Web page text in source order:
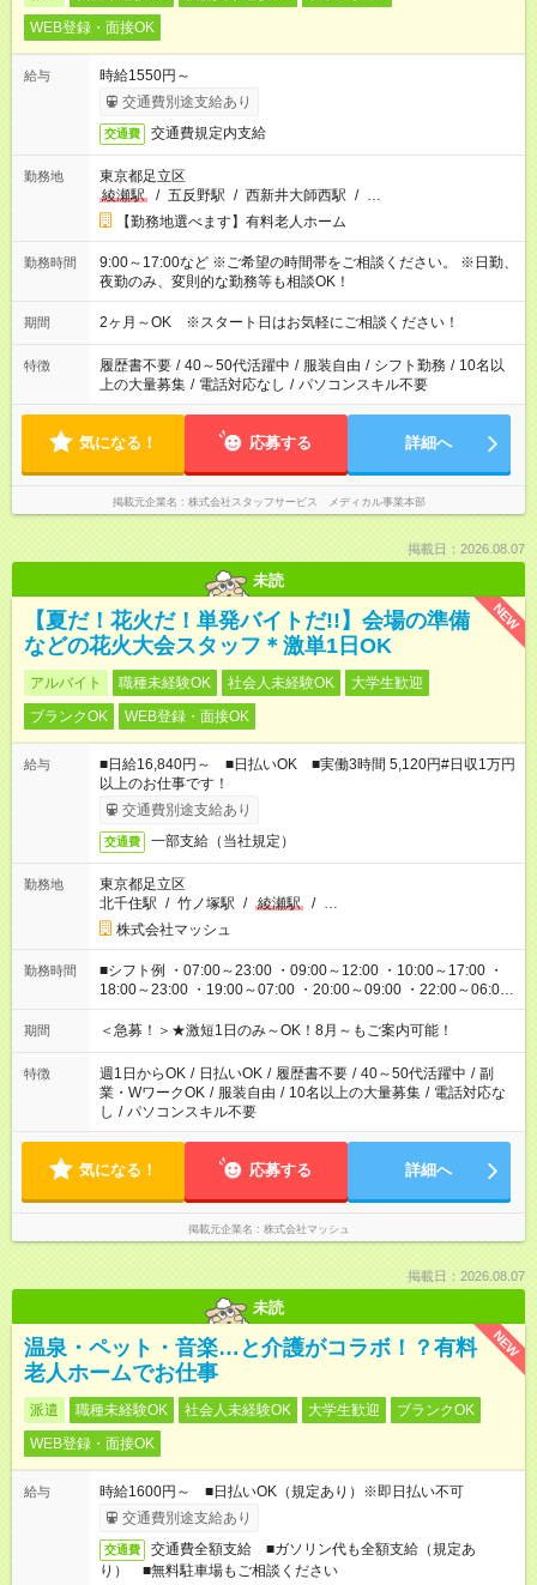
WEB登録・面接OK
給与
時給1550円～
交通費別途支給あり
交通費 交通費規定内支給
勤務地
東京都足立区
綾瀬駅
/ 五反野駅 / 西新井大師西駅 / …
【勤務地選べます】有料老人ホーム
勤務時間
9:00～17:00など ※ご希望の時間帯をご相談ください。 ※日勤、
夜勤のみ、変則的な勤務等も相談OK！
期間 2ヶ月～OK ※スタート日はお気軽にご相談ください！
特徴 履歴書不要 / 40～50代活躍中 / 服装自由 / シフト勤務 / 10名以
上の大量募集 / 電話対応なし / パソコンスキル不要
気になる！ 応募する 詳細へ
掲載元企業名 株式会社スタッフサービス メディカル事業本部
掲載日：2026.08.07
未読
NEW
【夏だ！花火だ！単発バイトだ!!】会場の準備
などの花火大会スタッフ＊激単1日OK
アルバイト 職種未経験OK 社会人未経験OK
大学生歓迎
ブランクOK
WEB登録・面接OK
給与
■日給16,840円～ ■日払いOK ■実働3時間 5,120円#日収1万円
以上のお仕事です！
交通費別途支給あり
交通費 一部支給（当社規定）
勤務地
東京都足立区
北千住駅 / 竹ノ塚駅 / 綾瀬駅 / …
株式会社マッシュ
勤務時間
■シフト例 ・07:00～23:00 ・09:00～12:00 ・10:00～17:00 ・
18:00～23:00 ・19:00～07:00 ・20:00～09:00 ・22:00～06:00
etc ★最短3時間で5,120円のお仕事から／15時間で2万円近く稼
げるお仕事も！ ご希望のお時間に合わせてご紹介！ ※シフトは
ください！
期間 ＜急募！＞★激短1日のみ～OK！8月～もご案内可能！
特徴 週1日からOK / 日払いOK / 履歴書不要 / 40～50代活躍中 / 副
業・WワークOK / 服装自由 / 10名以上の大量募集 / 電話対応な
し / パソコンスキル不要
気になる！ 応募する 詳細へ
掲載元企業名 株式会社マッシュ
掲載日：2026.08.07
未読
NEW
温泉・ペット・音楽…と介護がコラボ！？有料
老人ホームでお仕事
派遣 職種未経験OK 社会人未経験OK 大学生歓迎
ブランクOK
WEB登録・面接OK
給与
時給1600円～ ■日払いOK（規定あり）※即日払い不可
交通費別途支給あり
交通費
交通費全額支給 ■ガソリン代も全額支給（規定あ
り） ■無料駐車場もご相談ください